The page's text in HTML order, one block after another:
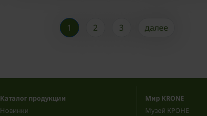
1 2 3 далее
Каталог продукции
Новинки
Мир KRONE
Музей КРОНЕ